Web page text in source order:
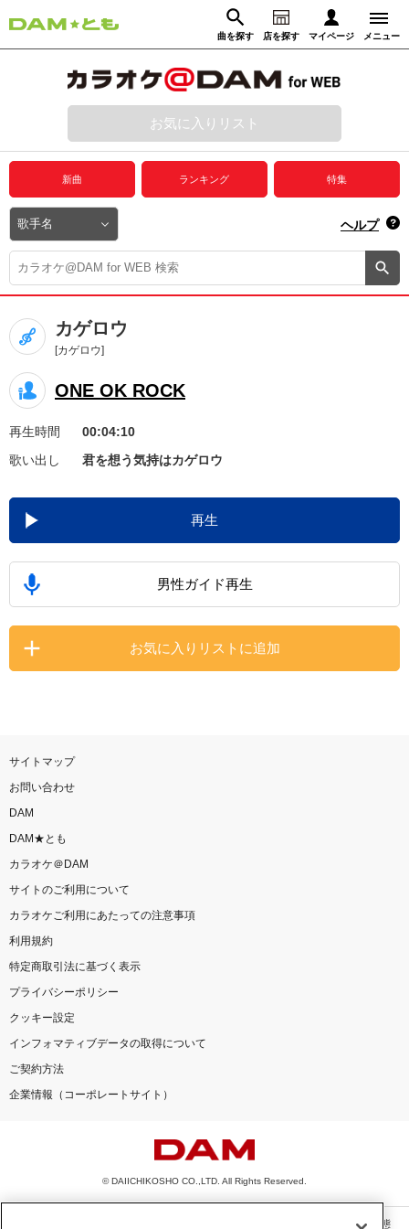
曲を探す 店を探す マイページ メニュー
動画からさがす 録音からさがす
ログイン
プレミアムサービス
DAM★とも動画
DAM★とも録音
カラオケ＠DAM
ユーザー検索
キャンペーン
お知らせ よくあるご質問
DAMの新曲・ランキングなど
カラオケ最新情報をチェック！
家族や友達と一緒に！練習にも！
お気に入りリスト
新曲 ランキング 特集
ヘルプ
カゲロウ
[カゲロウ]
ONE OK ROCK
再生時間
00:04:10
歌い出し
君を想う気持はカゲロウ
再生
男性ガイド再生
お気に入りリストに追加
サイトマップ
お問い合わせ
DAM
DAM★とも
カラオケ＠DAM
サイトのご利用について
カラオケご利用にあたっての注意事項
利用規約
特定商取引法に基づく表示
プライバシーポリシー
クッキー設定
インフォマティブデータの取得について
ご契約方法
企業情報（コーポレートサイト）
© DAIICHIKOSHO CO.,LTD. All Rights Reserved.
このサイトに掲載されている一切の文章・画像・写真・動画・音声等を、手段や形態